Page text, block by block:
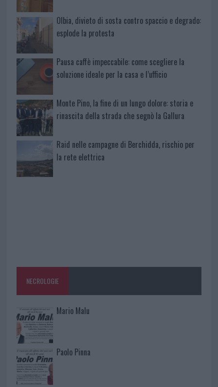
Olbia, divieto di sosta contro spaccio e degrado:
esplode la protesta
Pausa caffè impeccabile: come scegliere la
soluzione ideale per la casa e l’ufficio
Monte Pino, la fine di un lungo dolore: storia e
rinascita della strada che segnò la Gallura
Raid nelle campagne di Berchidda, rischio per
la rete elettrica
NECROLOGIE
Mario Malu
Paolo Pinna